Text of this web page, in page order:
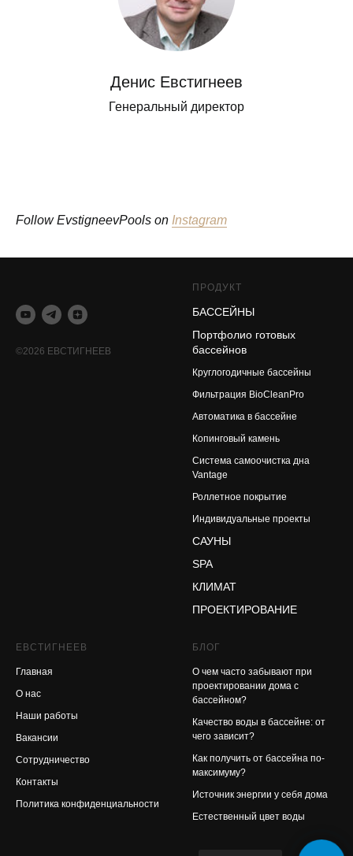
Денис Евстигнеев
Генеральный директор
Follow EvstigneevPools on Instagram
©2026 ЕВСТИГНЕЕВ
ПРОДУКТ
БАССЕЙНЫ
Портфолио готовых
бассейнов
Круглогодичные бассейны
Фильтрация BioCleanPro
Автоматика в бассейне
Копинговый камень
Система самоочистка дна
Vantage
Роллетное покрытие
Индивидуальные проекты
САУНЫ
SPA
КЛИМАТ
ПРОЕКТИРОВАНИЕ
ЕВСТИГНЕЕВ
Главная
О нас
Наши работы
Вакансии
Сотрудничество
Контакты
Политика конфиденциальности
БЛОГ
О чем часто забывают при
проектировании дома с
бассейном?
Качество воды в бассейне: от
чего зависит?
Как получить от бассейна по-
максимуму?
Источник энергии у себя дома
Естественный цвет воды